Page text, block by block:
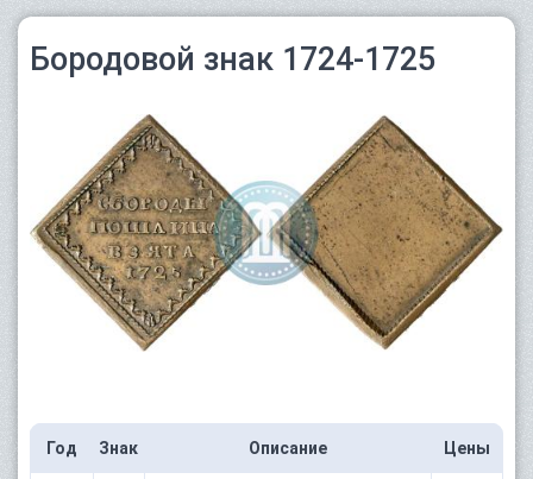
Бородовой знак 1724-1725
Год Знак Описание Цены